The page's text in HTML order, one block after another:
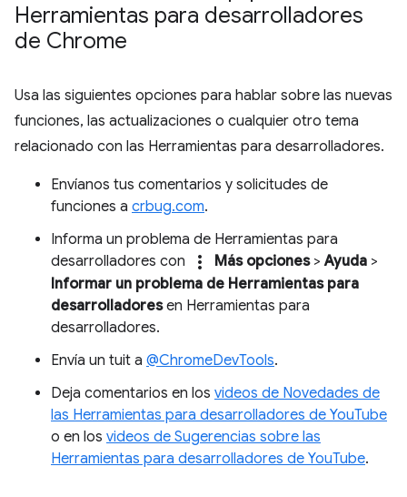
Herramientas para desarrolladores
de Chrome
Usa las siguientes opciones para hablar sobre las nuevas
funciones, las actualizaciones o cualquier otro tema
relacionado con las Herramientas para desarrolladores.
Envíanos tus comentarios y solicitudes de
funciones a crbug.com.
Informa un problema de Herramientas para
desarrolladores con
more_vert Más opciones>Ayuda >
Informar un problema de Herramientas para
desarrolladoresen Herramientas para
desarrolladores.
Envía un tuit a @ChromeDevTools.
Deja comentarios en los videos de Novedades de
las Herramientas para desarrolladores de YouTube
o en los videos de Sugerencias sobre las
Herramientas para desarrolladores de YouTube.